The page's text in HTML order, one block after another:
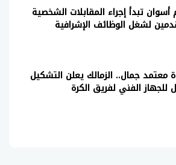
أسوان تبدأ إجراء المقابلات الشخصية
لشغل الوظائف الإشرافية
معتمد جمال.. الزمالك يعلن التشكيل
للجهاز الفني لفريق الكرة